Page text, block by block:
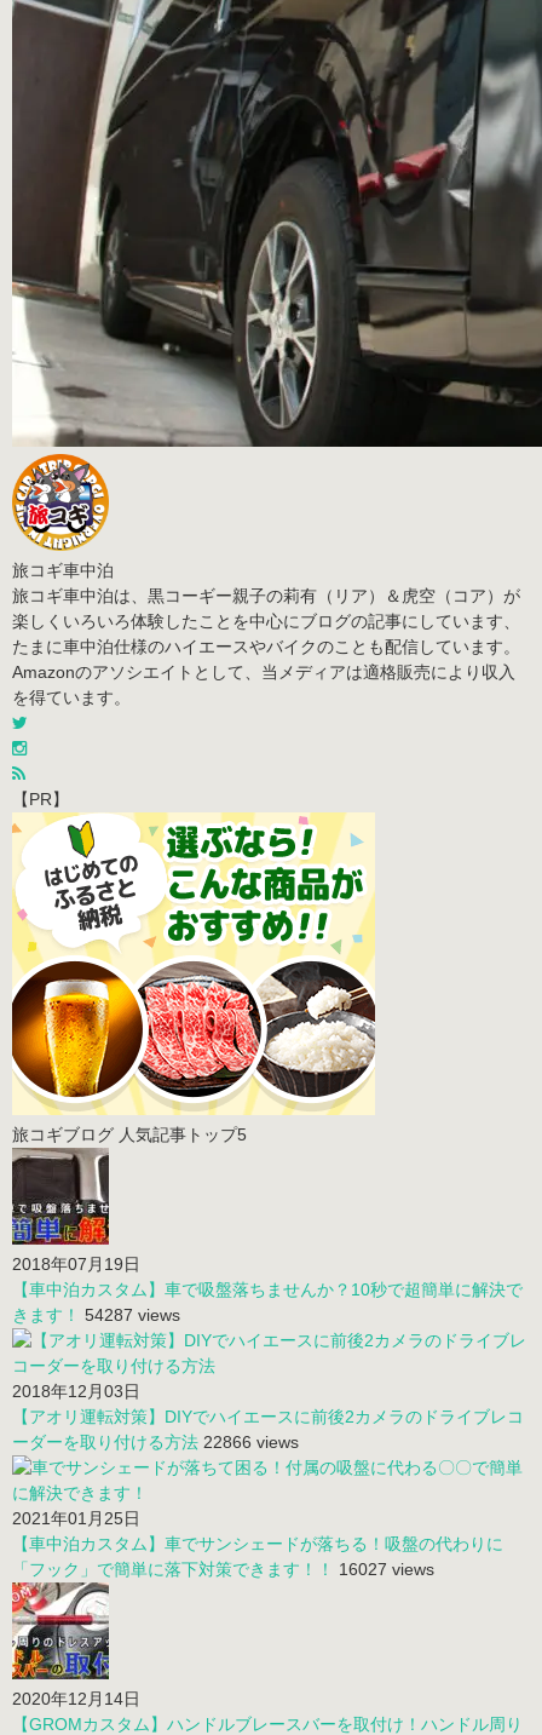
旅コギ車中泊
旅コギ車中泊は、黒コーギー親子の莉有（リア）＆虎空（コア）が
楽しくいろいろ体験したことを中心にブログの記事にしています、
たまに車中泊仕様のハイエースやバイクのことも配信しています。
Amazonのアソシエイトとして、当メディアは適格販売により収入
を得ています。
【PR】
旅コギブログ 人気記事トップ5
2018年07月19日
【車中泊カスタム】車で吸盤落ちませんか？10秒で超簡単に解決で
きます！54287 views
2018年12月03日
【アオリ運転対策】DIYでハイエースに前後2カメラのドライブレコ
ーダーを取り付ける方法22866 views
2021年01月25日
【車中泊カスタム】車でサンシェードが落ちる！吸盤の代わりに
「フック」で簡単に落下対策できます！！